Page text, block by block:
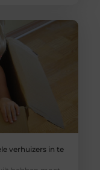
verhuizers in te